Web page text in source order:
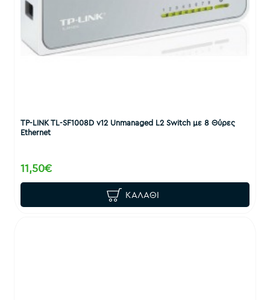
TP-LINK TL-SF1008D v12 Unmanaged L2 Switch με 8 Θύρες
Ethernet
11,50€
ΚΑΛΆΘΙ